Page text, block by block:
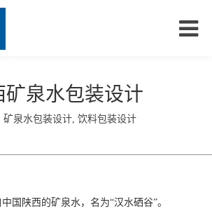
矿泉水包装设计
矿泉水包装设计, 饮料包装设计
国陕西的矿泉水，名为“汉水硒谷”。